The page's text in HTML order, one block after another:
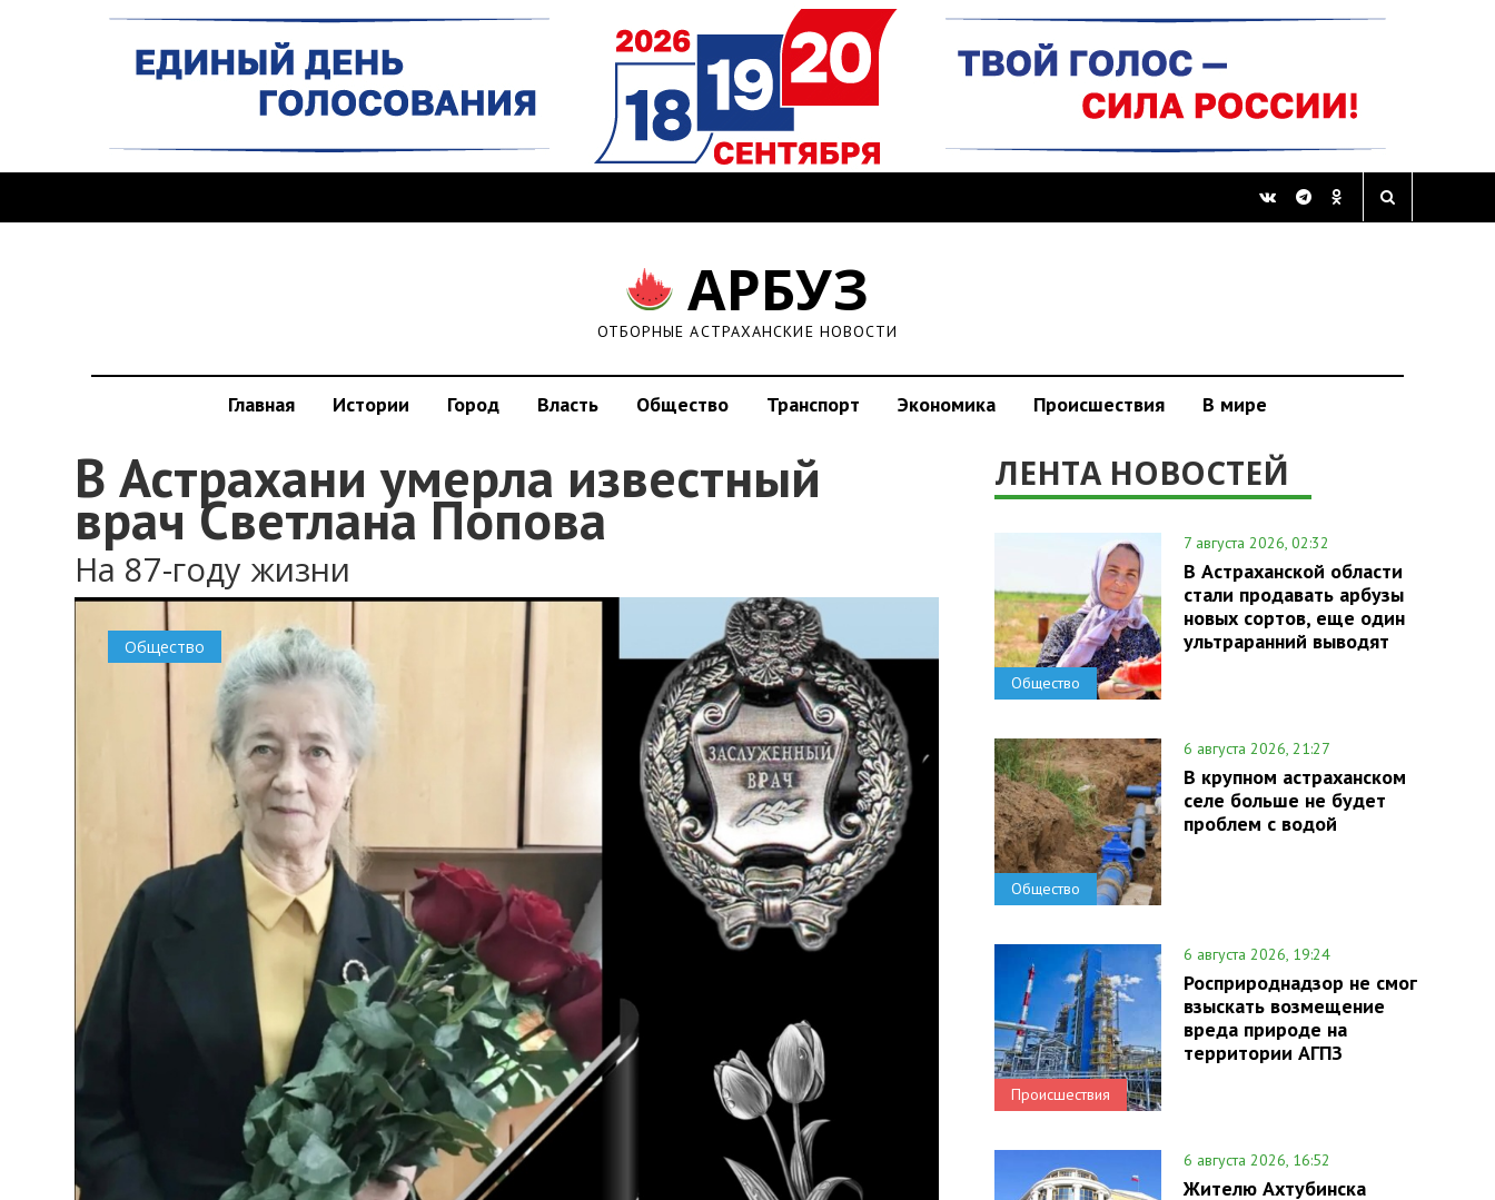
АРБУЗ
ОТБОРНЫЕ АСТРАХАНСКИЕ НОВОСТИ
Главная Истории Город Власть Общество Транспорт Экономика Происшествия В мире
В Астрахани умерла известный
врач Светлана Попова
На 87-году жизни
Общество
ЛЕНТА НОВОСТЕЙ
Общество
7 августа 2026, 02:32
В Астраханской области
стали продавать арбузы
новых сортов, еще один
ультраранний выводят
Общество
6 августа 2026, 21:27
В крупном астраханском
селе больше не будет
проблем с водой
Происшествия
6 августа 2026, 19:24
Росприроднадзор не смог
взыскать возмещение
вреда природе на
территории АГПЗ
6 августа 2026, 16:52
Жителю Ахтубинска